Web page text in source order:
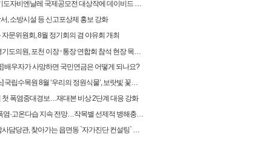
엔날레 국제공모전 대상작에 데이비드 라우어의 ‘펀치카드 하우스’ 선정
, 소방시설 등 신고포상제 홍보 강화
자문위원회, 8월 정기회의 겸 야유회 개최
도의원, 포천 이장 ⸱ 통장 연합회 참석 현장 목소리 청취
] 배우자가 사망하면 국민연금은 어떻게 되나요?
수목원 8월 ‘우리의 정원식물’, 보랏빛 꽃과 향기가 매력적인 ‘층꽃나무’
첫 폭염중대경보…재대본 비상 2단계 대응 강화
·고온다습 지속 전망…작목별 선제적 병해충·재해 관리 필요
담당관, 찾아가는 읍면동 `자가진단 컨설팅` 실시